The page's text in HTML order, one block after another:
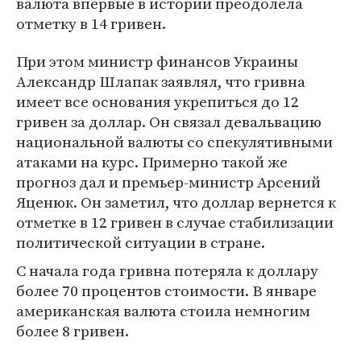
отметку в 14 гривен.
При этом министр финансов Украины
Александр Шлапак заявлял, что гривна
имеет все основания укрепиться до 12
гривен за доллар. Он связал девальвацию
национальной валюты со спекулятивными
атаками на курс. Примерно такой же
прогноз дал и премьер-министр Арсений
Яценюк. Он заметил, что доллар вернется к
отметке в 12 гривен в случае стабилизации
политической ситуации в стране.
С начала года гривна потеряла к доллару
более 70 процентов стоимости. В январе
американская валюта стоила немногим
более 8 гривен.